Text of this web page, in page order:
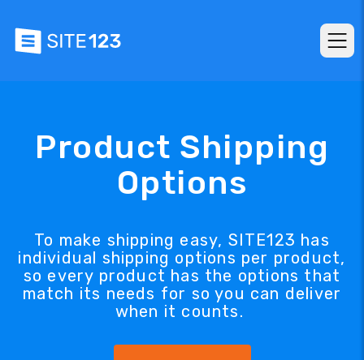
Product Shipping
Options
To make shipping easy, SITE123 has
individual shipping options per product,
so every product has the options that
match its needs for so you can deliver
when it counts.